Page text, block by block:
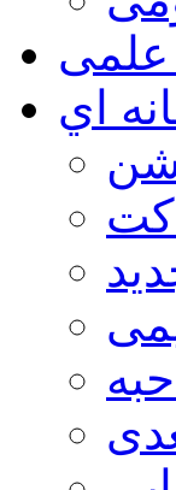
علمی
اي